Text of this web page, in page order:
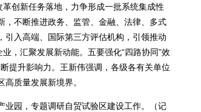
创新任务落地，力争形成一批系统集成性
，不断推进政务、监管、金融、法律、多式
入高端、国际第三方评估机构，引领推动
，汇聚发展新动能。五要强化“四路协同”效
提升影响力。王新伟强调，各级各有关单位
质量发展新境界。
园，专题调研自贸试验区建设工作。（记